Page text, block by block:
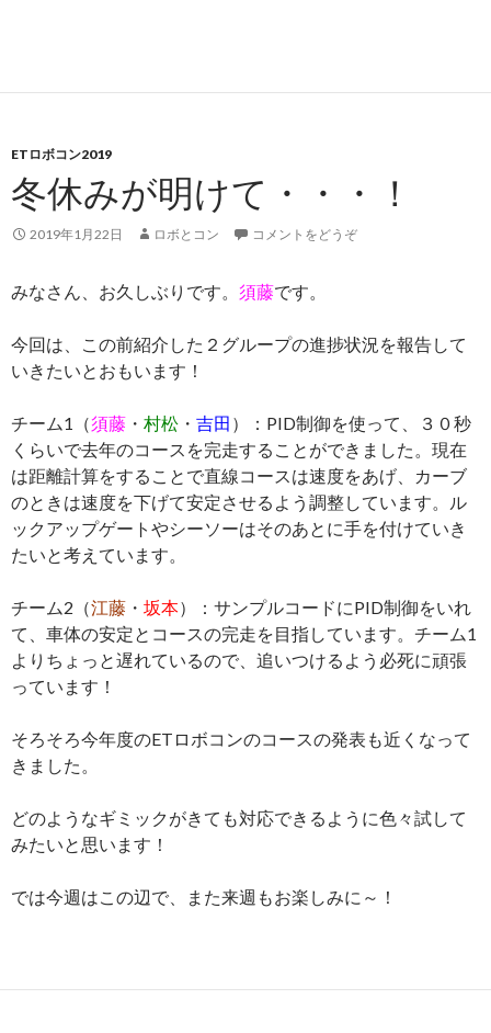
ETロボコン2019
冬休みが明けて・・・！
2019年1月22日 ロボとコン コメントをどうぞ
みなさん、お久しぶりです。 須藤です。
今回は、この前紹介した２グループの進捗状況を報告して
いきたいとおもいます！
チーム1（須藤 ・ 村松 ・ 吉田 ）：PID制御を使って、３０秒
くらいで去年のコースを完走することができました。現在
は距離計算をすることで直線コースは速度をあげ、カーブ
のときは速度を下げて安定させるよう調整しています。ル
ックアップゲートやシーソーはそのあとに手を付けていき
たいと考えています。
チーム2（江藤 ・ 坂本）：サンプルコードにPID制御をいれ
て、車体の安定とコースの完走を目指しています。チーム1
よりちょっと遅れているので、追いつけるよう必死に頑張
っています！
そろそろ今年度のETロボコンのコースの発表も近くなって
きました。
どのようなギミックがきても対応できるように色々試して
みたいと思います！
では今週はこの辺で、また来週もお楽しみに～！